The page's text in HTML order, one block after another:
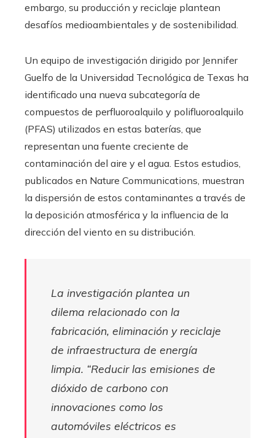
embargo, su producción y reciclaje plantean
desafíos medioambientales y de sostenibilidad.
Un equipo de investigación dirigido por Jennifer
Guelfo de la Universidad Tecnológica de Texas ha
identificado una nueva subcategoría de
compuestos de perfluoroalquilo y polifluoroalquilo
(PFAS) utilizados en estas baterías, que
representan una fuente creciente de
contaminación del aire y el agua. Estos estudios,
publicados en Nature Communications, muestran
la dispersión de estos contaminantes a través de
la deposición atmosférica y la influencia de la
dirección del viento en su distribución.
La investigación plantea un
dilema relacionado con la
fabricación, eliminación y reciclaje
de infraestructura de energía
limpia. “Reducir las emisiones de
dióxido de carbono con
innovaciones como los
automóviles eléctricos es